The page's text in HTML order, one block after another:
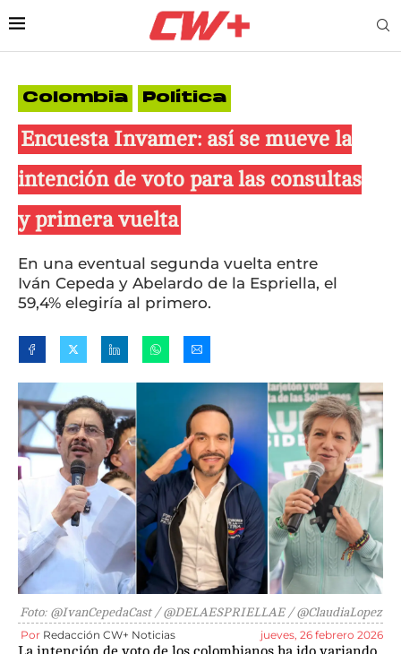
Colombia Política
Encuesta Invamer: así se mueve la
intención de voto para las consultas
y primera vuelta
En una eventual segunda vuelta entre
Iván Cepeda y Abelardo de la Espriella, el
59,4% elegiría al primero.
Foto: @IvanCepedaCast / @DELAESPRIELLAE / @ClaudiaLopez
Por Redacción CW+ Noticias jueves, 26 febrero 2026